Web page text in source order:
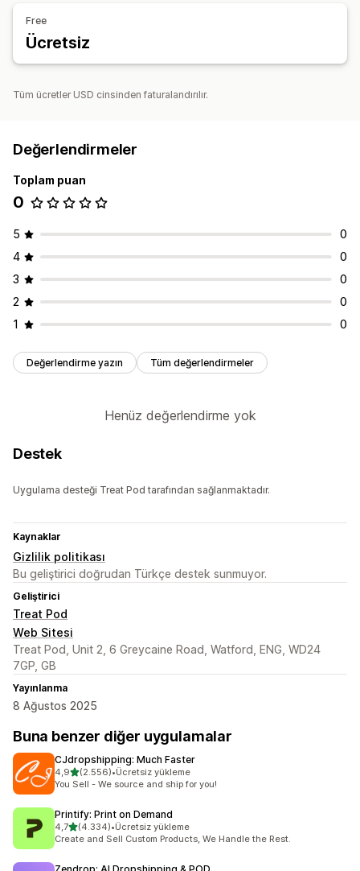
Evcil hayvan ürünleri
Kargo seçenekleri
Free
Ücretsiz
Tüm ücretler USD cinsinden faturalandırılır.
Değerlendirmeler
Toplam puan
0
5
0
4
0
3
0
2
0
1
0
Değerlendirme yazın Tüm değerlendirmeler
Henüz değerlendirme yok
Destek
Uygulama desteği Treat Pod tarafından sağlanmaktadır.
Kaynaklar
Gizlilik politikası
Bu geliştirici doğrudan Türkçe destek sunmuyor.
Geliştirici
Treat Pod
Web Sitesi
Treat Pod, Unit 2, 6 Greycaine Road, Watford, ENG, WD24
7GP, GB
Yayınlanma
8 Ağustos 2025
Buna benzer diğer uygulamalar
CJdropshipping: Much Faster
4,95 yıldız üzerinden
(2.556)
toplam 2556 değerlendirme
•Ücretsiz yükleme
You Sell - We source and ship for you!
Printify: Print on Demand
4,75 yıldız üzerinden
(4.334)
toplam 4334 değerlendirme
•Ücretsiz yükleme
Create and Sell Custom Products, We Handle the Rest.